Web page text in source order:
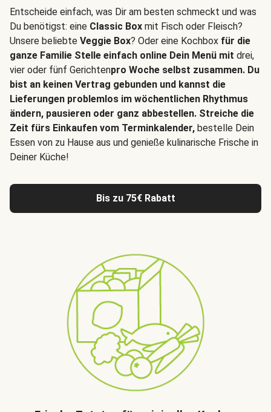
Entscheide einfach, was Dir am besten schmeckt und was
Du benötigst: eine Classic Box mit Fisch oder Fleisch?
Unsere beliebte Veggie Box? Oder eine Kochbox für die
ganze Familie Stelle einfach online Dein Menü mit drei,
vier oder fünf Gerichtenpro Woche selbst zusammen. Du
bist an keinen Vertrag gebunden und kannst die
Lieferungen problemlos im wöchentlichen Rhythmus
ändern, pausieren oder ganz abbestellen. Streiche die
Zeit fürs Einkaufen vom Terminkalender, bestelle Dein
Essen von zu Hause aus und genieße kulinarische Frische in
Deiner Küche!
Bis zu 75€ Rabatt